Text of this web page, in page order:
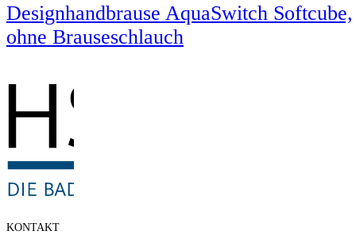
Designhandbrause AquaSwitch Softcube,
ohne Brauseschlauch
KONTAKT